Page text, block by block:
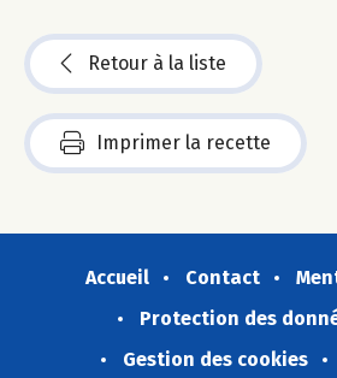
Retour à la liste
Imprimer la recette
Accueil Contact
Protection des
Gestion des cookies